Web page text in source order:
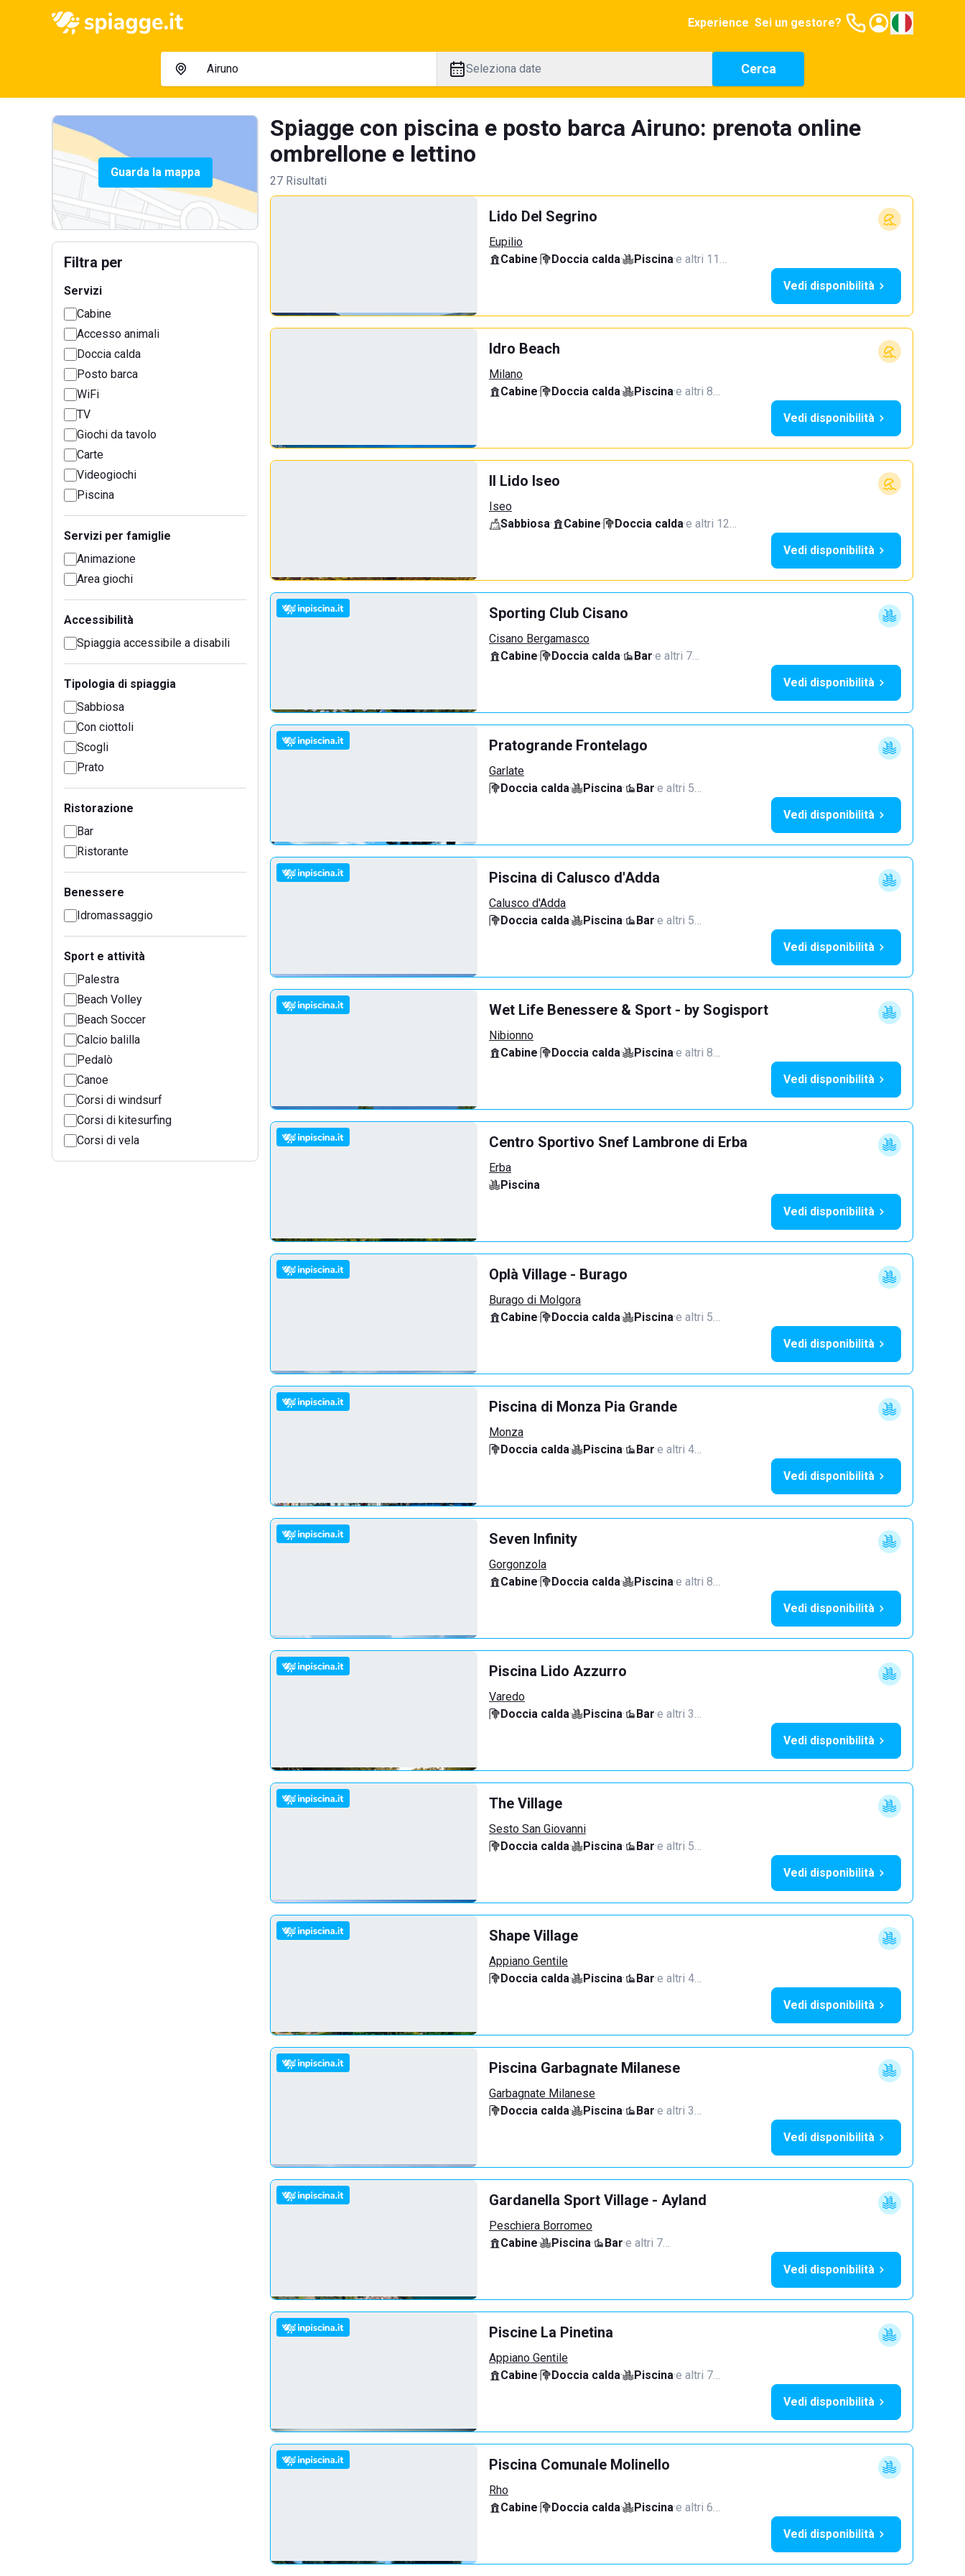
Experience Sei un gestore?
Seleziona date Cerca
Guarda la mappa
Filtra per
Servizi
Cabine
Accesso animali
Doccia calda
Posto barca
WiFi
TV
Giochi da tavolo
Carte
Videogiochi
Piscina
Servizi per famiglie
Animazione
Area giochi
Accessibilità
Spiaggia accessibile a disabili
Tipologia di spiaggia
Sabbiosa
Con ciottoli
Scogli
Prato
Ristorazione
Bar
Ristorante
Benessere
Idromassaggio
Sport e attività
Palestra
Beach Volley
Beach Soccer
Calcio balilla
Pedalò
Canoe
Corsi di windsurf
Corsi di kitesurfing
Corsi di vela
Spiagge con piscina e posto barca Airuno: prenota online
ombrellone e lettino
27 Risultati
Lido Del Segrino
Eupilio
Cabine· Doccia calda· Piscina·e altri 11…
Vedi disponibilità
Idro Beach
Milano
Cabine· Doccia calda· Piscina·e altri 8…
Vedi disponibilità
Il Lido Iseo
Iseo
Sabbiosa· Cabine· Doccia calda·e altri 12…
Vedi disponibilità
Sporting Club Cisano
Cisano Bergamasco
Cabine· Doccia calda· Bar·e altri 7…
Vedi disponibilità
Pratogrande Frontelago
Garlate
Doccia calda· Piscina· Bar·e altri 5…
Vedi disponibilità
Piscina di Calusco d'Adda
Calusco d'Adda
Doccia calda· Piscina· Bar·e altri 5…
Vedi disponibilità
Wet Life Benessere & Sport - by Sogisport
Nibionno
Cabine· Doccia calda· Piscina·e altri 8…
Vedi disponibilità
Centro Sportivo Snef Lambrone di Erba
Erba
Piscina
Vedi disponibilità
Oplà Village - Burago
Burago di Molgora
Cabine· Doccia calda· Piscina·e altri 5…
Vedi disponibilità
Piscina di Monza Pia Grande
Monza
Doccia calda· Piscina· Bar·e altri 4…
Vedi disponibilità
Seven Infinity
Gorgonzola
Cabine· Doccia calda· Piscina·e altri 8…
Vedi disponibilità
Piscina Lido Azzurro
Varedo
Doccia calda· Piscina· Bar·e altri 3…
Vedi disponibilità
The Village
Sesto San Giovanni
Doccia calda· Piscina· Bar·e altri 5…
Vedi disponibilità
Shape Village
Appiano Gentile
Doccia calda· Piscina· Bar·e altri 4…
Vedi disponibilità
Piscina Garbagnate Milanese
Garbagnate Milanese
Doccia calda· Piscina· Bar·e altri 3…
Vedi disponibilità
Gardanella Sport Village - Ayland
Peschiera Borromeo
Cabine· Piscina· Bar·e altri 7…
Vedi disponibilità
Piscine La Pinetina
Appiano Gentile
Cabine· Doccia calda· Piscina·e altri 7…
Vedi disponibilità
Piscina Comunale Molinello
Rho
Cabine· Doccia calda· Piscina·e altri 6…
Vedi disponibilità